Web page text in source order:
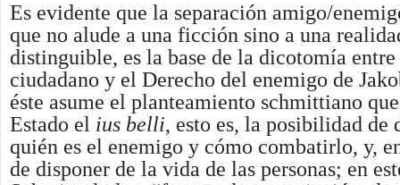
Es evidente que la separación amigo/
que no alude a una ficción sino a una
distinguible, es la base de la dicotomía
ciudadano y el Derecho del enemigo de
éste asume el planteamiento schmittiano
Estado el ius belli, esto es, la posibilidad de
quién es el enemigo y cómo combatirlo, y,
de disponer de la vida de las personas; en